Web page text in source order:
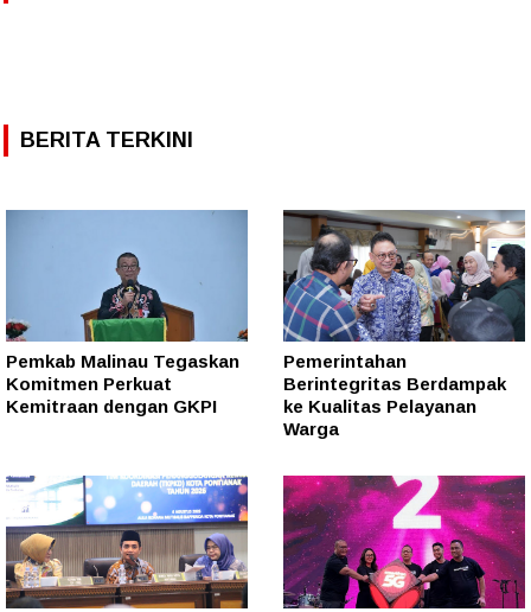
BERITA TERKINI
Pemkab Malinau Tegaskan
Komitmen Perkuat
Kemitraan dengan GKPI
Pemerintahan
Berintegritas Berdampak
ke Kualitas Pelayanan
Warga